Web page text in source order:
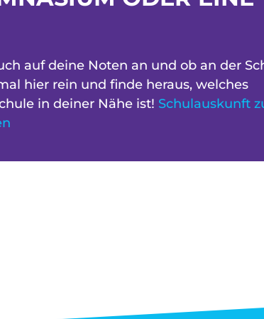
auf deine Noten an und ob an der
hier rein und finde heraus, welches
in deiner Nähe ist! Schulauskunft